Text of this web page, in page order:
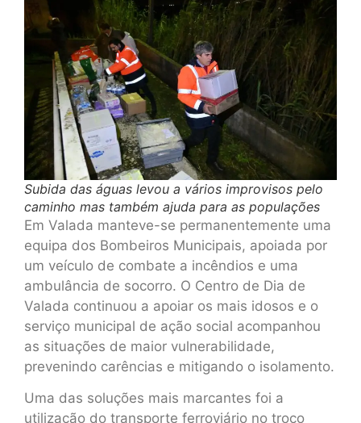
Subida das águas levou a vários improvisos pelo
caminho mas também ajuda para as populações
Em Valada manteve-se permanentemente uma
equipa dos Bombeiros Municipais, apoiada por
um veículo de combate a incêndios e uma
ambulância de socorro. O Centro de Dia de
Valada continuou a apoiar os mais idosos e o
serviço municipal de ação social acompanhou
as situações de maior vulnerabilidade,
prevenindo carências e mitigando o isolamento.
Uma das soluções mais marcantes foi a
utilização do transporte ferroviário no troço